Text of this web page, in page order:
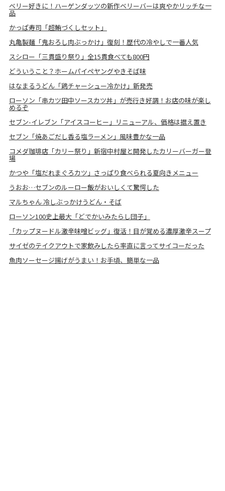
ベリー好きに！ハーゲンダッツの新作ベリーバーは爽やかリッチな一
品
かっぱ寿司「超鮪づくしセット」
丸亀製麺「鬼おろし肉ぶっかけ」復刻！歴代の冷やしで一番人気
スシロー「三貫盛り祭り」全15貫食べても800円
どういうこと？ホームパイペヤングやきそば味
はなまるうどん「鶏チャーシュー冷かけ」新発売
ローソン「串カツ田中ソースカツ丼」が売行き好調！お店の味が楽し
めるぞ
セブン-イレブン「アイスコーヒー」リニューアル、価格は据え置き
セブン「焼あごだし香る塩ラーメン」風味豊かな一品
コメダ珈琲店「カリー祭り」新宿中村屋と開発したカリーバーガー登
場
かつや「塩だれまぐろカツ」さっぱり食べられる夏向きメニュー
うおお…セブンのルーロー飯がおいしくて驚愕した
マルちゃん 冷しぶっかけうどん・そば
ローソン100史上最大「どでかいみたらし団子」
「カップヌードル激辛味噌ビッグ」復活！目が覚める濃厚激辛スープ
サイゼのテイクアウトで家飲みしたら率直に言ってサイコーだった
魚肉ソーセージ揚げがうまい！お手頃、簡単な一品